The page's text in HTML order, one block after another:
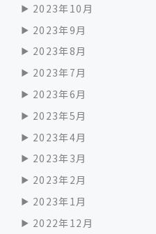
2023年10月
2023年9月
2023年8月
2023年7月
2023年6月
2023年5月
2023年4月
2023年3月
2023年2月
2023年1月
2022年12月